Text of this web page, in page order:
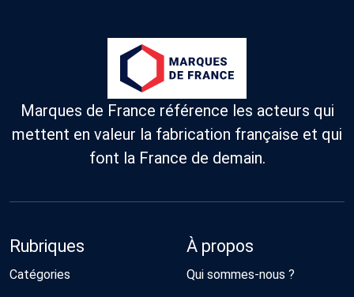
Marques de France référence les acteurs qui
mettent en valeur la fabrication française et qui
font la France de demain.
Rubriques
Catégories
À propos
Qui sommes-nous ?